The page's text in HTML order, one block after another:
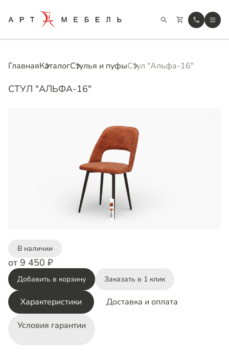
ГлавнаяКаталогСтулья и пуфыСтул "Альфа-16"
СТУЛ "АЛЬФА-16"
В наличии
от 9 450 ₽
Добавить в корзину Заказать в 1 клик
Характеристики Доставка и оплата
Условия гарантии